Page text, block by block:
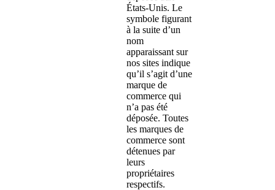
États-Unis. Le
symbole figurant
à la suite d’un
nom
apparaissant sur
nos sites indique
qu’il s’agit d’une
marque de
commerce qui
n’a pas été
déposée. Toutes
les marques de
commerce sont
détenues par
leurs
propriétaires
respectifs.